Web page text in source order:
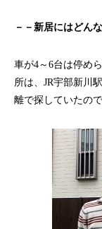
－－新居にはどん
車が4～6台は停め
所は、JR宇部新川
離で探していたの